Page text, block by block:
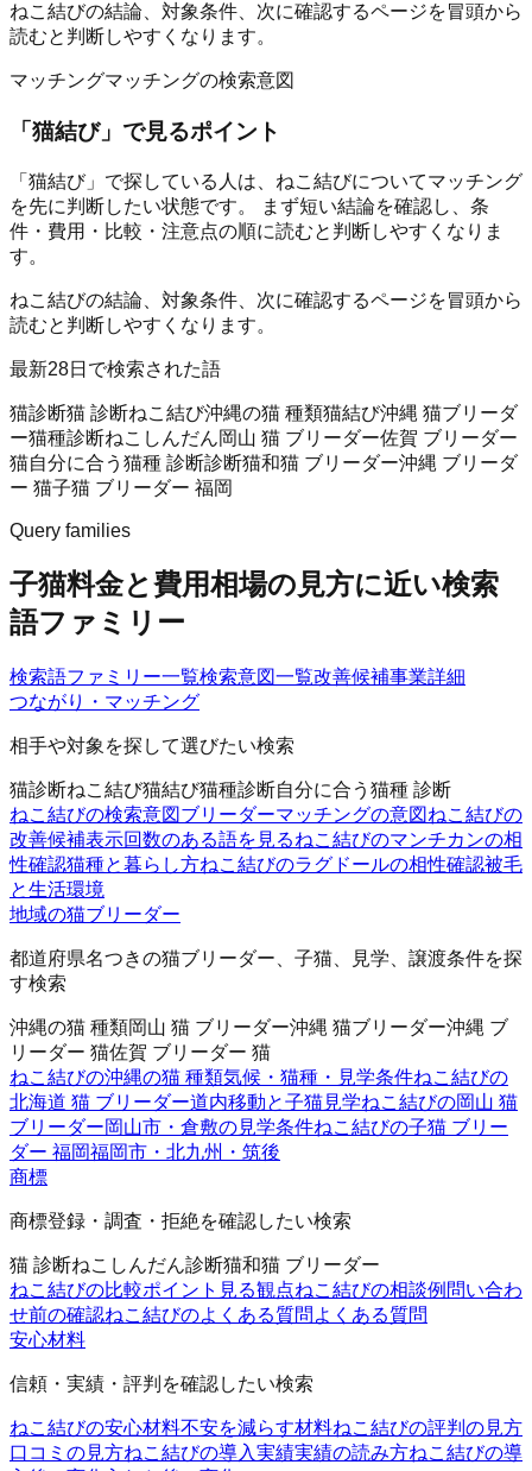
ねこ結びの結論、対象条件、次に確認するページを冒頭から
読むと判断しやすくなります。
マッチングマッチングの検索意図
「 猫結び」で見るポイント
「猫結び」で探している人は、ねこ結びについてマッチング
を先に判断したい状態です。 まず短い結論を確認し、条
件・費用・比較・注意点の順に読むと判断しやすくなりま
す。
ねこ結びの結論、対象条件、次に確認するページを冒頭から
読むと判断しやすくなります。
最新28日で検索された語
猫診断猫 診断ねこ結び沖縄の猫 種類猫結び沖縄 猫ブリーダ
ー猫種診断ねこしんだん岡山 猫 ブリーダー佐賀 ブリーダー
猫自分に合う猫種 診断診断猫和猫 ブリーダー沖縄 ブリーダ
ー 猫子猫 ブリーダー 福岡
Query families
子猫料金と費用相場の見方に近い検索
語ファミリー
検索語ファミリー一覧検索意図一覧改善候補事業詳細
つながり・マッチング
相手や対象を探して選びたい検索
猫診断ねこ結び猫結び猫種診断自分に合う猫種 診断
ねこ結びの検索意図 ブリーダーマッチングの意図 ねこ結びの
改善候補表示回数のある語を見るねこ結びのマンチカンの相
性確認猫種と暮らし方ねこ結びのラグドールの相性確認被毛
と生活環境
地域の猫ブリーダー
都道府県名つきの猫ブリーダー、子猫、見学、譲渡条件を探
す検索
沖縄の猫 種類岡山 猫 ブリーダー沖縄 猫ブリーダー沖縄 ブ
リーダー 猫佐賀 ブリーダー 猫
ねこ結びの沖縄の猫 種類気候・猫種・見学条件ねこ結びの
北海道 猫 ブリーダー道内移動と子猫見学ねこ結びの岡山 猫
ブリーダー岡山市・倉敷の見学条件ねこ結びの子猫 ブリー
ダー 福岡福岡市・北九州・筑後
商標
商標登録・調査・拒絶を確認したい検索
猫 診断ねこしんだん診断猫和猫 ブリーダー
ねこ結びの比較ポイント 見る観点ねこ結びの相談例 問い合わ
せ前の確認ねこ結びのよくある質問 よくある質問
安心材料
信頼・実績・評判を確認したい検索
ねこ結びの安心材料不安を減らす材料ねこ結びの評判の見方
口コミの見方ねこ結びの導入実績実績の読み方ねこ結びの導